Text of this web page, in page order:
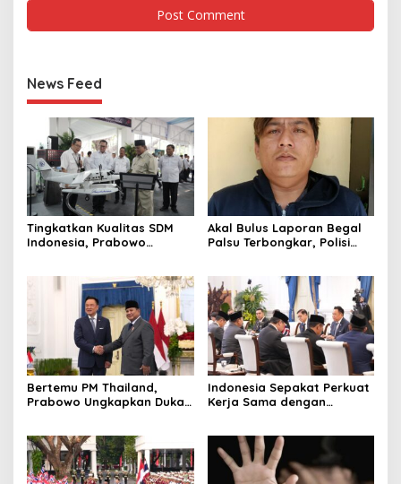
News Feed
Tingkatkan Kualitas SDM
Indonesia, Prabowo
Terbaik Dunia
Akal Bulus Laporan Begal
Palsu Terbongkar, Polisi
Bertemu PM Thailand,
Prabowo Ungkapkan Duka
Raja Thailand
Indonesia Sepakat Perkuat
Kerja Sama dengan